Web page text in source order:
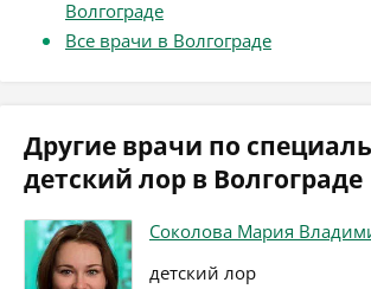
Волгограде
Все врачи в Волгограде
Другие врачи по
детский лор в Волгограде
Соколова Мария
детский лор